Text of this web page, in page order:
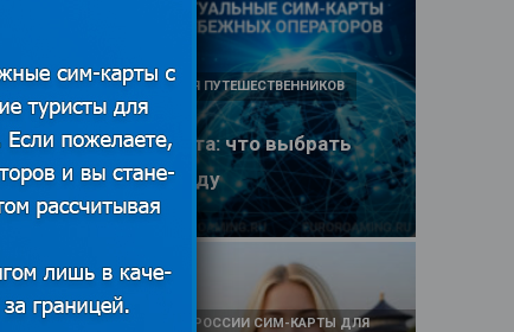
eSIM или SIM-карта: что выбрать
туристу в 2026 году
ПОЛЕЗНЫЕ ОБЗОРЫ ДЛЯ ПУТЕШЕСТВЕННИКОВ
25.06.2026
КАК И У КОГО КУПИТЬ В РОССИИ СИМ-КАРТЫ ДЛЯ